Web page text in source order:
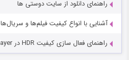
راهنمای دانلود از سایت دوستی ها
آشنایی با انواع کیفیت فیلم‌ها و سریال‌ها
راهنمای فعال سازی کیفیت HDR در PotPlayer